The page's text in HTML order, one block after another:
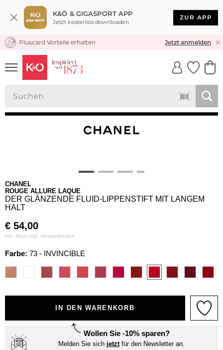
K&Ö & GIGASPORT APP
Jetzt kostenlos downloaden
ZUR APP
KOSTENLOSER VERSAND* & RÜCKVERSAND
Pluscard Vorteile erhalten Jetzt anmelden
UNSERE APP
CLICK &
CHANEL
ROUGE ALLURE LAQUE
DER GLÄNZENDE FLUID-LIPPENSTIFT MIT LANGEM
HALT
€ 54,00
inkl. Mwst zzgl. Versandkosten
Farbe: 73 - INVINCIBLE
IN DEN WARENKORB
Wollen Sie -10% sparen?
Melden Sie sich jetztfür den Newsletter an.